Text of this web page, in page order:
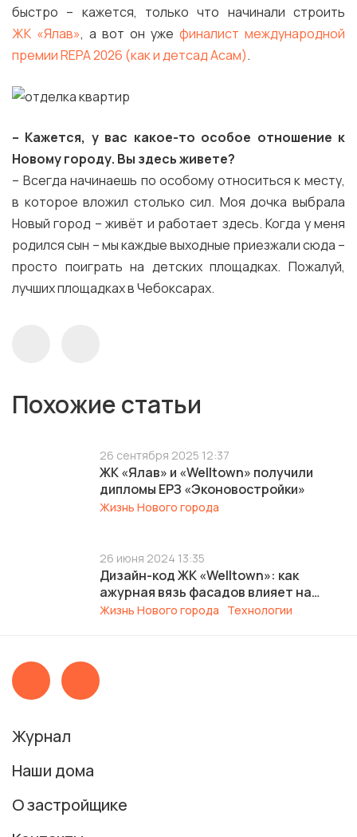
быстро – кажется, только что начинали строить
ЖК «Ялав», а вот он уже финалист международной
премии REPA 2026 (как и детсад Асам).
– Кажется, у вас какое-то особое отношение к
Новому городу. Вы здесь живете?
– Всегда начинаешь по особому относиться к месту,
в которое вложил столько сил. Моя дочка выбрала
Новый город – живёт и работает здесь. Когда у меня
родился сын – мы каждые выходные приезжали сюда –
просто поиграть на детских площадках. Пожалуй,
лучших площадках в Чебоксарах.
Похожие статьи
26 сентября 2025 12:37
ЖК «Ялав» и «Welltown» получили
дипломы ЕРЗ «Эконовостройки»
Жизнь Нового города
26 июня 2024 13:35
Дизайн-код ЖК «Welltown»: как
ажурная вязь фасадов влияет на
безопасность микрорайона
Жизнь Нового города Технологии
Журнал
Наши дома
О застройщике